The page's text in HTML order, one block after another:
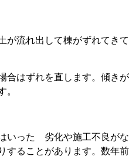
流れ出して棟がずれてきて
合はずれを直します。傾きが
。
いった 劣化や施工不良がな
することがあります。数年前